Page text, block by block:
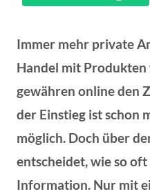
Immer mehr private
Handel mit Produkten
gewähren online den
der Einstieg ist schon
möglich. Doch über
entscheidet, wie so
Information. Nur mit